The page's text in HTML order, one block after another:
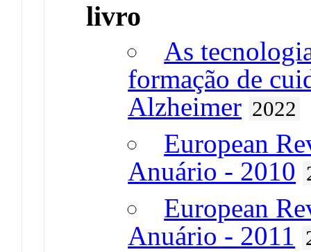
livro
As
formação de
Alzheimer 2022
European
Anuário - 2010
European
Anuário - 2011